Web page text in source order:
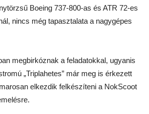
Boeing 737-800-as és ATR 72-es
nincs még tapasztalata a nagygépes
megbirkóznak a feladatokkal, ugyanis
„Triplahetes” már meg is érkezett
elkezdik felkészíteni a NokScoot